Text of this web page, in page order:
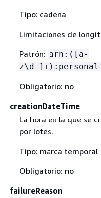
Tipo: cadena
Limitaciones de
Patrón: arn:([a-
z\d-
Obligatorio: no
creationDateTime
La hora en la que se
por lotes.
Tipo: marca temporal
Obligatorio: no
failureReason